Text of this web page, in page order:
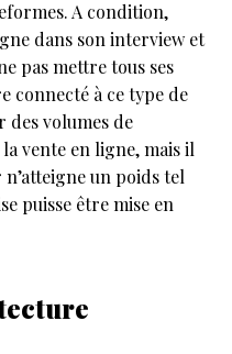
A condition,
dans son interview et
pas mettre tous ses
connecté à ce type de
volumes de
vente en ligne, mais il
un poids tel
puisse être mise en